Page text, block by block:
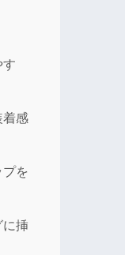
す
着感
を
に挿